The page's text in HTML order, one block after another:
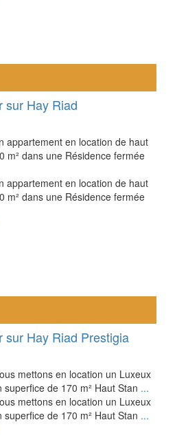
sur Hay Riad
appartement en location de haut
m² dans une Résidence fermée
appartement en location de haut
m² dans une Résidence fermée
sur Hay Riad Prestigia
mettons en location un Luxeux
de 170 m² Haut Stan ...
mettons en location un Luxeux
de 170 m² Haut Stan ...